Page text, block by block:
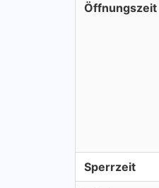
Öffnungszeit
Sperrzeit